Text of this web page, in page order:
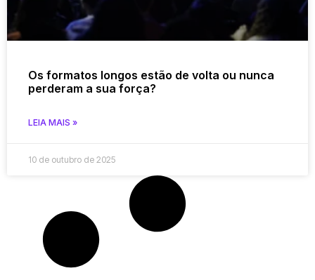
Os formatos longos estão de volta ou nunca
perderam a sua força?
LEIA MAIS »
10 de outubro de 2025